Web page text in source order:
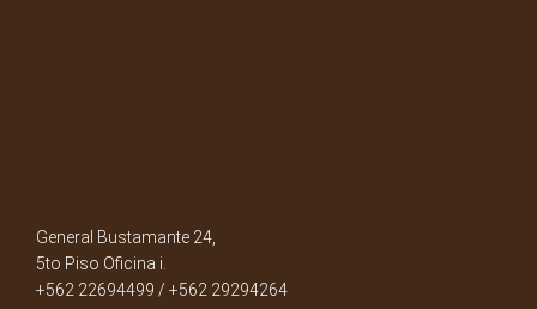
General Bustamante 24,
5to Piso Oficina i.
+562 22694499 / +562 29294264